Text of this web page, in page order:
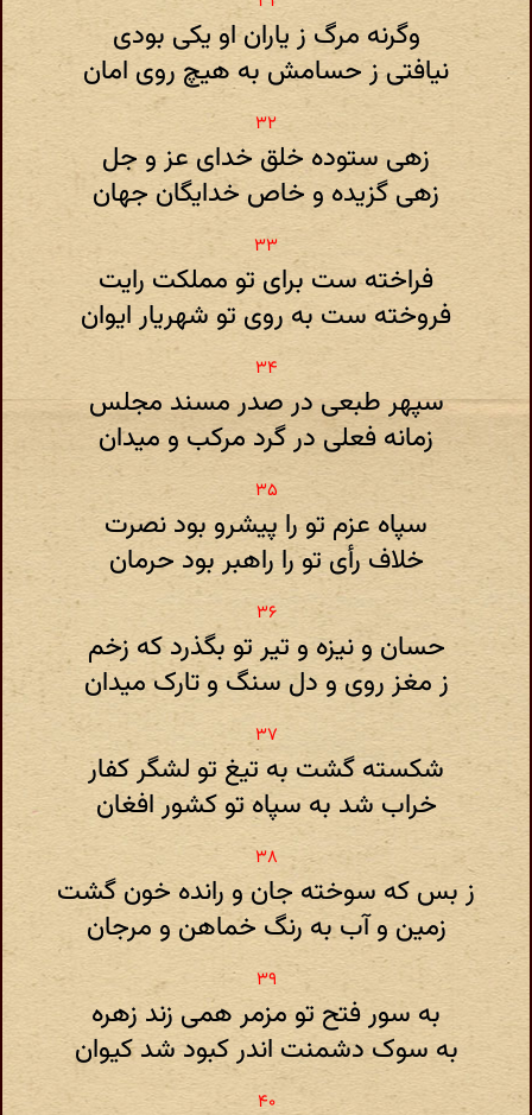
وگرنه مرگ ز یاران او یکی بودی
نیافتی ز حسامش به هیچ روی امان
زهی ستوده خلق خدای عز و جل
زهی گزیده و خاص خدایگان جهان
فراخته ست برای تو مملکت رایت
فروخته ست به روی تو شهریار ایوان
سپهر طبعی در صدر مسند مجلس
زمانه فعلی در گرد مرکب و میدان
سپاه عزم تو را پیشرو بود نصرت
خلاف رأی تو را راهبر بود حرمان
حسان و نیزه و تیر تو بگذرد که زخم
ز مغز روی و دل سنگ و تارک میدان
شکسته گشت به تیغ تو لشگر کفار
خراب شد به سپاه تو کشور افغان
ز بس که سوخته جان و رانده خون گشت
زمین و آب به رنگ خماهن و مرجان
به سور فتح تو مزمر همی زند زهره
به سوک دشمنت اندر کبود شد کیوان